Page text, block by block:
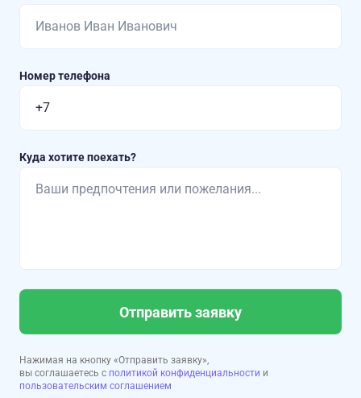
Номер телефона
Куда хотите поехать?
Отправить заявку
Нажимая на кнопку «Отправить заявку»,
вы соглашаетесь с политикой конфиденциальности и
пользовательским соглашением